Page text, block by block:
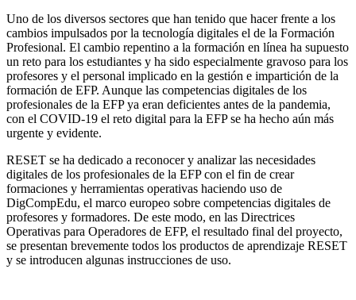
Uno de los diversos sectores que han tenido que hacer frente a los
cambios impulsados por la tecnología digitales el de la Formación
Profesional. El cambio repentino a la formación en línea ha supuesto
un reto para los estudiantes y ha sido especialmente gravoso para los
profesores y el personal implicado en la gestión e impartición de la
formación de EFP. Aunque las competencias digitales de los
profesionales de la EFP ya eran deficientes antes de la pandemia,
con el COVID-19 el reto digital para la EFP se ha hecho aún más
urgente y evidente.
RESET se ha dedicado a reconocer y analizar las necesidades
digitales de los profesionales de la EFP con el fin de crear
formaciones y herramientas operativas haciendo uso de
DigCompEdu, el marco europeo sobre competencias digitales de
profesores y formadores. De este modo, en las Directrices
Operativas para Operadores de EFP, el resultado final del proyecto,
se presentan brevemente todos los productos de aprendizaje RESET
y se introducen algunas instrucciones de uso.